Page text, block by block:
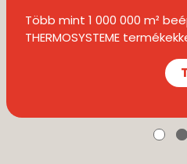
Több mint 1 000 000 m²
THERMOSYSTEME